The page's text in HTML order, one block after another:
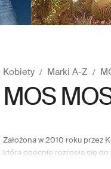
Kobiety Marki A-Z
MOS
Założona w 2010 roku przez
która obecnie rozrosła się